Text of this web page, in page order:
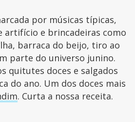
por músicas típicas,
artifício e brincadeiras como
barraca do beijo, tiro ao
parte do universo junino.
quitutes doces e salgados
do ano. Um dos doces mais
. Curta a nossa receita.